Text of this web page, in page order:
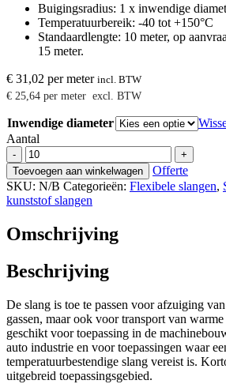
Buigingsradius: 1 x inwendige
Temperatuurbereik: -40 tot +150°C
Standaardlengte: 10 meter, op
15 meter.
€ 31,02 per meter incl. BTW
€ 25,64 per meter excl. BTW
Inwendige diameter
Aantal
-
Brevoduct-
TR.2
aantal
+
Toevoegen aan winkelwagen
Offerte
SKU: N/B Categorieën: Flexibele slangen,
kunststof slangen
Omschrijving
Beschrijving
De slang is toe te passen voor afzuiging
gassen, maar ook voor transport van
geschikt voor toepassing in de
auto industrie en voor toepassingen waar
temperatuurbestendige slang vereist is.
uitgebreid toepassingsgebied.